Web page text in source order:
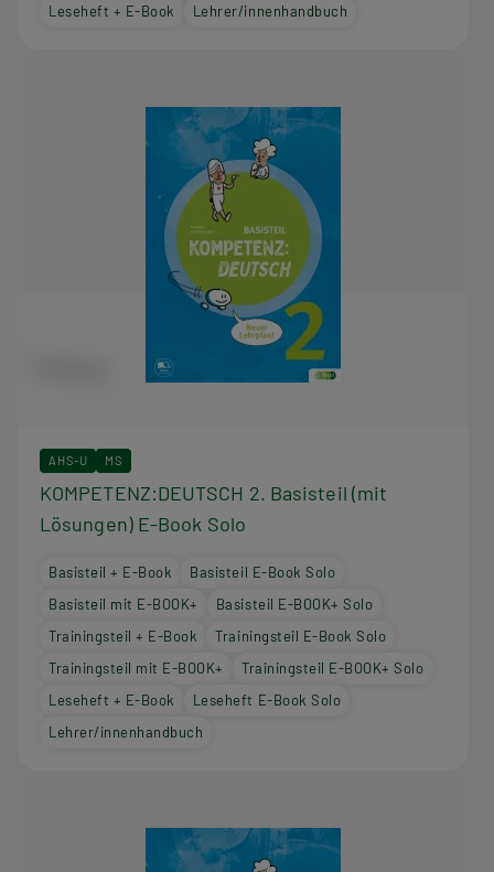
Leseheft + E-Book
Lehrer/innenhandbuch
AHS-U MS
KOMPETENZ:DEUTSCH 2. Basisteil (mit
Lösungen) E-Book Solo
Basisteil + E-Book
Basisteil E-Book Solo
Basisteil mit E-BOOK+
Basisteil E-BOOK+ Solo
Trainingsteil + E-Book
Trainingsteil E-Book Solo
Trainingsteil mit E-BOOK+
Trainingsteil E-BOOK+ Solo
Leseheft + E-Book
Leseheft E-Book Solo
Lehrer/innenhandbuch